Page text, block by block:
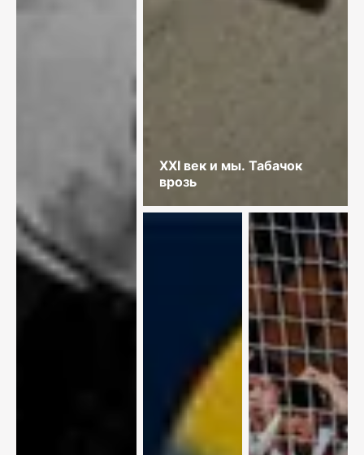
XXI век и мы. Табачок
врозь